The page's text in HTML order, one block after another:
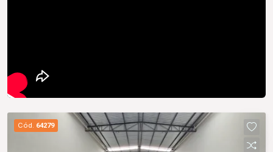
Cód. 64279